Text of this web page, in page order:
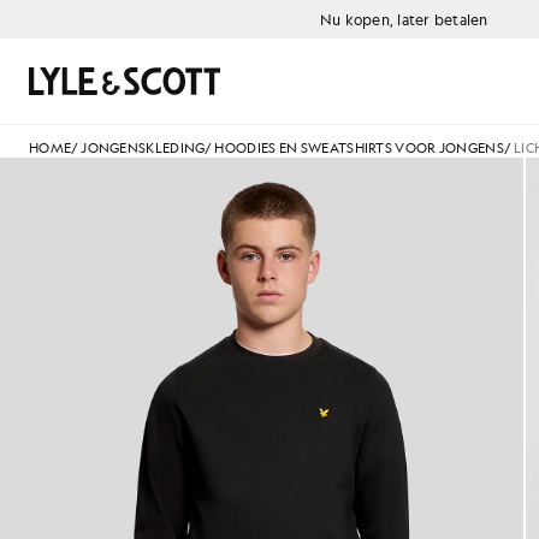
Nu kopen, later betalen
Zoeken
HOME/JONGENSKLEDING/ HOODIES EN SWEATSHIRTS VOOR JONGENS/